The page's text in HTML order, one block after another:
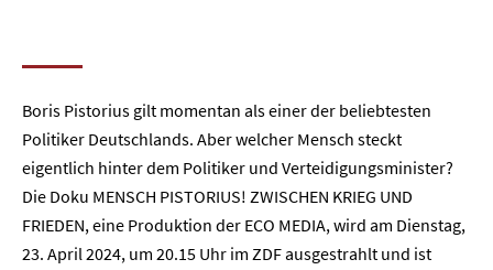
Boris Pistorius gilt momentan als einer der beliebtesten
Politiker Deutschlands. Aber welcher Mensch steckt
eigentlich hinter dem Politiker und Verteidigungsminister?
Die Doku MENSCH PISTORIUS! ZWISCHEN KRIEG UND
FRIEDEN, eine Produktion der ECO MEDIA, wird am Dienstag,
23. April 2024, um 20.15 Uhr im ZDF ausgestrahlt und ist